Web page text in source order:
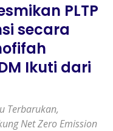
PLTP
secara
Ikuti dari
Terbarukan,
Net Zero Emission